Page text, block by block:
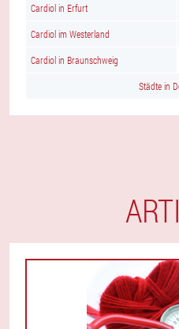
Cardiol in Erfurt
Cardiol im Westerland
Cardiol in Braunschweig
Städte in